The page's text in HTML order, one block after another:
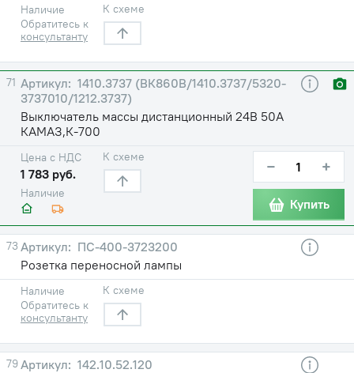
Наличие
Обратитесь к
консультанту
К схеме
71
1410.3737 (ВК860В/1410.3737/5320-
3737010/1212.3737)
Выключатель массы дистанционный 24В 50А
КАМАЗ,К-700
Наличие
Цена с НДС
1 783 руб.
К схеме − +
Купить
73
ПС-400-3723200
Розетка переносной лампы
Наличие
Обратитесь к
консультанту
К схеме
79
142.10.52.120